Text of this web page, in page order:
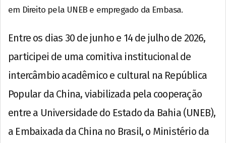
em Direito pela UNEB e empregado da Embasa.
Entre os dias 30 de junho e 14 de julho de 2026,
participei de uma comitiva institucional de
intercâmbio acadêmico e cultural na República
Popular da China, viabilizada pela cooperação
entre a Universidade do Estado da Bahia (UNEB),
a Embaixada da China no Brasil, o Ministério da